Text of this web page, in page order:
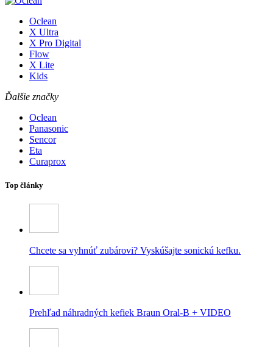
Oclean
X Ultra
X Pro Digital
Flow
X Lite
Kids
Ďalšie značky
Oclean
Panasonic
Sencor
Eta
Curaprox
Top články
Chcete sa vyhnúť zubárovi? Vyskúšajte sonickú kefku.
Prehľad náhradných kefiek Braun Oral-B + VIDEO